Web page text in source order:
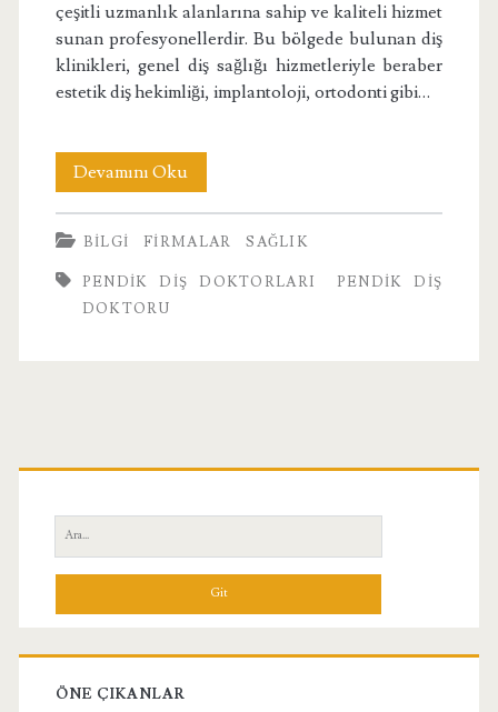
çeşitli uzmanlık alanlarına sahip ve kaliteli hizmet
sunan profesyonellerdir. Bu bölgede bulunan diş
klinikleri, genel diş sağlığı hizmetleriyle beraber
estetik diş hekimliği, implantoloji, ortodonti gibi…
Devamını OkuPendik
Diş
Doktorları
BILGI FIRMALAR SAĞLIK
PENDIK DIŞ DOKTORLARI
PENDIK DIŞ
DOKTORU
Birincil
Yan
Menü
Ara:
ÖNE ÇIKANLAR